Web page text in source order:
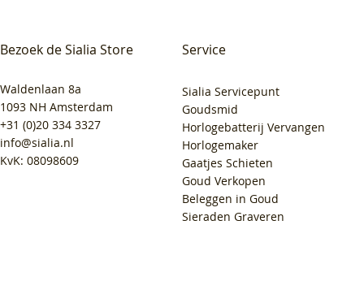
Bezoek de Sialia Store
Waldenlaan 8a
1093 NH Amsterdam
+31 (0)20 334 3327
info@sialia.nl
KvK: 08098609
Service
Sialia Servicepunt
Goudsmid
Horlogebatterij Vervangen
Horlogemaker
Gaatjes Schieten
Goud Verkopen
Beleggen in Goud
Sieraden Graveren